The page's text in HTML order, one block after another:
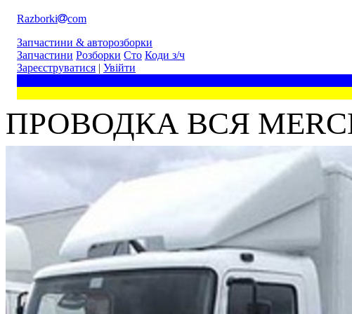
Razborki
com
Запчастини & авторозборки
Запчастини Розборки Сто Коди з/ч
Зареєструватися | Увійти
ПРОВОДКА ВСЯ